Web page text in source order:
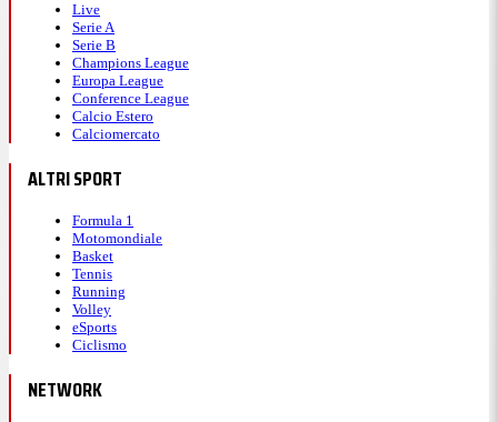
Live
Serie A
Serie B
Champions League
Europa League
Conference League
Calcio Estero
Calciomercato
ALTRI SPORT
Formula 1
Motomondiale
Basket
Tennis
Running
Volley
eSports
Ciclismo
NETWORK